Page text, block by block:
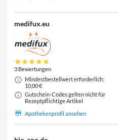
medifux.eu
3 Bewertungen
Mindestbestellwert erforderlich:
10,00 €
Gutschein-Codes gelten nicht für
Rezeptpflichtige Artikel
Apothekenprofil ansehen